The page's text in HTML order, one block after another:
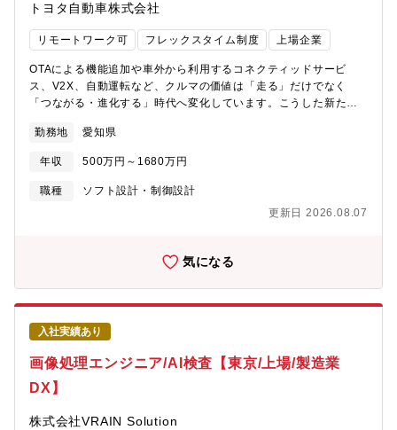
参考：NGKホームページURL
https://www.ngk.co.jp/product/heatdevice.html【業務の詳
細】・自社内の（国内外）製造工場向け設備のうちPLC制御が主
備とシステム連携部分の設計・開発・導入・設計向けに
DX（AR/MR/VR）技術や無線（5G）技術などの制御基盤技術の
開発と活用
トヨタ自動車株式会社
リモートワーク可 フレックスタイム制度 上場企業
OTAによる機能追加や車外から利用するコネクティッドサービ
ス、V2X、自動運転など、クルマの価値は「走る」だけでなく
「つながる・進化する」時代へ変化しています。こうした新たな
機能を必要なタイミングで確実に動作させる高度な電力マネジメ
ント技術が不可欠です。当室では、それらを支える車両電源制御
ソフトウェアと電力マネジメント技術を開発しています。SDV時
代の基盤技術として、トヨタの幅広い車種に展開される開発に挑
あらゆる機能を支える基盤技術となっています。当室では、車両
す。企画・仕様開発から制御モデル開発、実装、評価までを一貫
して内製で推進しており、自ら設計した機能をクルマの価値とし
て届けることができます。また、MBD・MBSE・生成AIなどの先
進開発手法を活用しながら、次世代モビリティの新たな電源プラ
ットフォーム開発に挑戦していただきます。【詳細】・電力マネ
ジメント制御の企画・仕様開発・車両電源制御ソフトウェア開
発・MBDを活用した制御モデル開発・組込みソフトウェア実装・
SILS/MILS/HILSによる検証・実車評価・車両全体の電源アーキテ
クチャ検討【開発ツール】モデリング ： MATLAB/Simulink開発
ュレーション ： dSPACE ControlDesk/ECU-TESTコミュニケー
勤務地 愛知県
年収 500万円～1680万円
職種
ソフト設計・制御設計
更新日 2026.08.07
気になる
入社実績あり
画像処理エンジニア/AI検査【東京/上場/製造業
DX】
株式会社VRAIN Solution